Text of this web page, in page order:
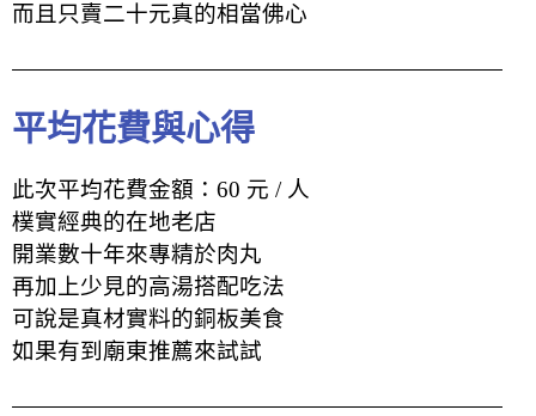
而且只賣二十元真的相當佛心
平均花費與心得
此次平均花費金額：60 元 / 人
樸實經典的在地老店
開業數十年來專精於肉丸
再加上少見的高湯搭配吃法
可說是真材實料的銅板美食
如果有到廟東推薦來試試